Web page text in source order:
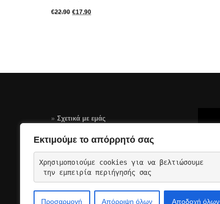
Εκτιμούμε το απόρρητό σας
Χρησιμοποιούμε cookies για να βελτιώσουμε
την εμπειρία περιήγησής σας
Προσαρμογή Απόρριψη όλων Αποδοχή όλων
€22.90 €17.90
Σχετικά με εμάς
Τρόποι Πληρωμής
Όροι Χρήσης Σελίδας-GDPR
Επικοινωνια